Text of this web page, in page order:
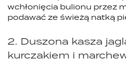
wchłonięcia bulionu przez
podawać ze świeżą natką
2. Duszona kasza
kurczakiem i